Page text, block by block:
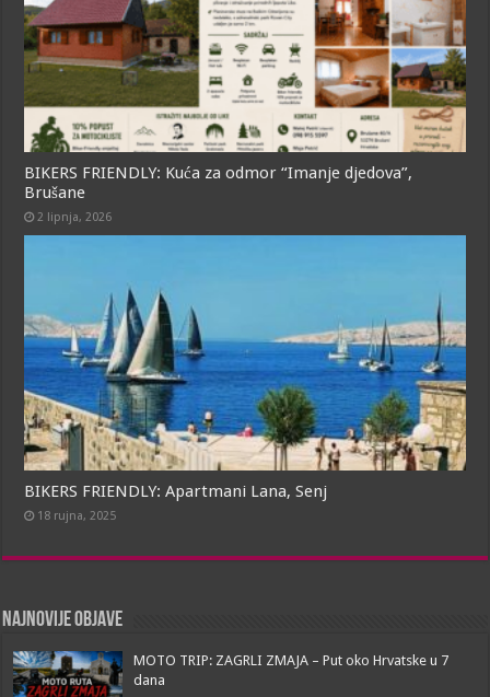
BIKERS FRIENDLY: Kuća za odmor “Imanje djedova”,
Brušane
2 lipnja, 2026
BIKERS FRIENDLY: Apartmani Lana, Senj
18 rujna, 2025
Najnovije objave
MOTO TRIP: ZAGRLI ZMAJA – Put oko Hrvatske u 7
dana